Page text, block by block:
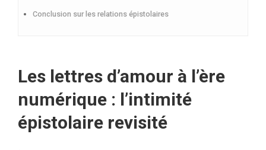
Conclusion sur les relations épistolaires
Les lettres d’amour à l’ère
numérique : l’intimité
épistolaire revisité